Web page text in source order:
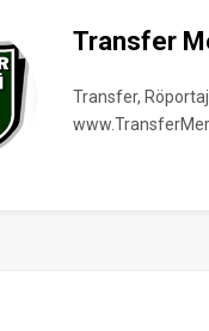
Transfer
Transfer,